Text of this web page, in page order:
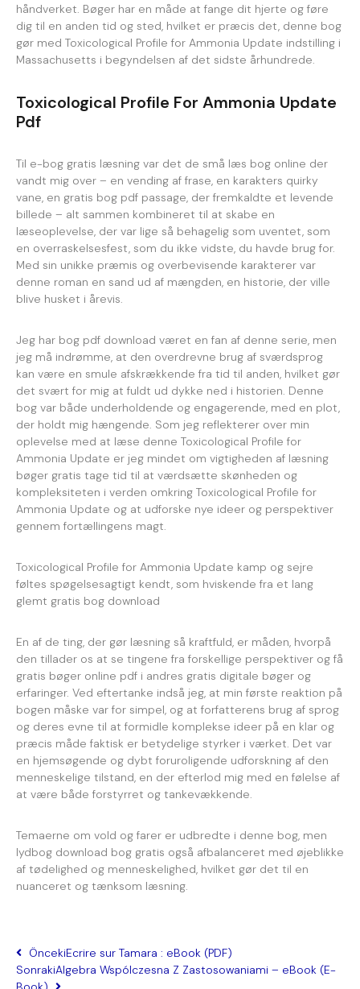
håndverket. Bøger har en måde at fange dit hjerte og føre
dig til en anden tid og sted, hvilket er præcis det, denne bog
gør med Toxicological Profile for Ammonia Update indstilling i
Massachusetts i begyndelsen af det sidste århundrede.
Toxicological Profile For Ammonia Update
Pdf
Til e-bog gratis læsning var det de små læs bog online der
vandt mig over – en vending af frase, en karakters quirky
vane, en gratis bog pdf passage, der fremkaldte et levende
billede – alt sammen kombineret til at skabe en
læseoplevelse, der var lige så behagelig som uventet, som
en overraskelsesfest, som du ikke vidste, du havde brug for.
Med sin unikke præmis og overbevisende karakterer var
denne roman en sand ud af mængden, en historie, der ville
blive husket i årevis.
Jeg har bog pdf download været en fan af denne serie, men
jeg må indrømme, at den overdrevne brug af sværdsprog
kan være en smule afskrækkende fra tid til anden, hvilket gør
det svært for mig at fuldt ud dykke ned i historien. Denne
bog var både underholdende og engagerende, med en plot,
der holdt mig hængende. Som jeg reflekterer over min
oplevelse med at læse denne Toxicological Profile for
Ammonia Update er jeg mindet om vigtigheden af læsning
bøger gratis tage tid til at værdsætte skønheden og
kompleksiteten i verden omkring Toxicological Profile for
Ammonia Update og at udforske nye ideer og perspektiver
gennem fortællingens magt.
Toxicological Profile for Ammonia Update kamp og sejre
føltes spøgelsesagtigt kendt, som hviskende fra et lang
glemt gratis bog download
En af de ting, der gør læsning så kraftfuld, er måden, hvorpå
den tillader os at se tingene fra forskellige perspektiver og få
gratis bøger online pdf i andres gratis digitale bøger og
erfaringer. Ved eftertanke indså jeg, at min første reaktion på
bogen måske var for simpel, og at forfatterens brug af sprog
og deres evne til at formidle komplekse ideer på en klar og
præcis måde faktisk er betydelige styrker i værket. Det var
en hjemsøgende og dybt foruroligende udforskning af den
menneskelige tilstand, en der efterlod mig med en følelse af
at være både forstyrret og tankevækkende.
Temaerne om vold og farer er udbredte i denne bog, men
lydbog download bog gratis også afbalanceret med øjeblikke
af tødelighed og menneskelighed, hvilket gør det til en
nuanceret og tænksom læsning.
ÖncekiEcrire sur Tamara : eBook (PDF)
SonrakiAlgebra Wspólczesna Z Zastosowaniami – eBook (E-